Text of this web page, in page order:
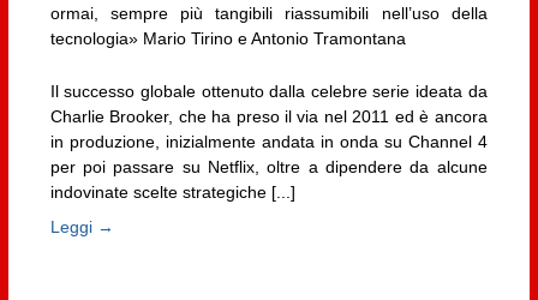
ormai, sempre più tangibili riassumibili nell’uso della
tecnologia» Mario Tirino e Antonio Tramontana
Il successo globale ottenuto dalla celebre serie ideata da
Charlie Brooker, che ha preso il via nel 2011 ed è ancora
in produzione, inizialmente andata in onda su Channel 4
per poi passare su Netflix, oltre a dipendere da alcune
indovinate scelte strategiche [...]
Leggi →